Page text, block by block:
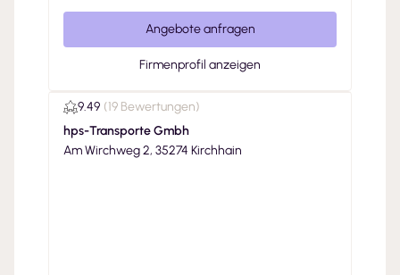
Angebote anfragen
Firmenprofil anzeigen
9.49 (19 Bewertungen)
hps-Transporte Gmbh
Am Wirchweg 2, 35274 Kirchhain